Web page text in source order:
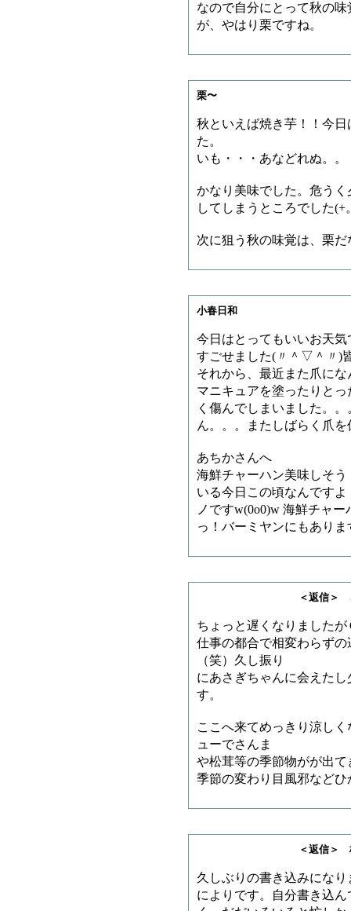
なので自分にとって秋の
が、やはり栗ですね。
栗〜
秋といえば焼き芋！！今
た。
いも・・・あなどれぬ。。
かなり美味でした。危う
してしまうところでした(+
次に狙う秋の味覚は、栗だ
小春日和
今日はとってもいいお天
すごせました(〃＾▽＾〃)
それから、最近また爪に
マニキュアを塗ったりと
く傷んでしまいました。
ん。。。またしばらく爪
あちかさんへ
海鮮チャーハン美味しそ
いる今日この頃なんです
ノですw(0o0)w 海鮮チャ
っ！バーミヤンにもあり
＜返信＞ さんま好き
ちょっと遅くなりました
仕事の都合で相変わらず
（笑）久し振り
にあさぎちゃんに会えた
す。
ここへ来てめっきり涼し
ューでさんま
や松茸等の季節物がが出
季節の変わり目風邪など
＜返信＞ 梅澤さ
久しぶりの書き込みにな
によりです。自分書き込